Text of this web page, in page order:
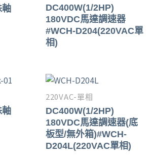
DC400W(1/2HP)
180VDC馬達調速器
#WCH-D204(220VAC單
相)
220VAC-單相
DC400W(1/2HP)
180VDC馬達調速器(底
板型/無外箱)#WCH-
D204L(220VAC單相)